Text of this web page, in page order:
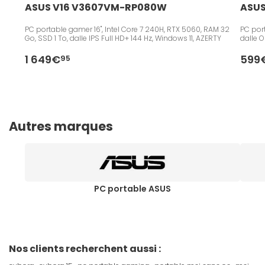
ASUS V16 V3607VM-RP080W
PC portable gamer 16", Intel Core 7 240H, RTX 5060, RAM 32
Go, SSD 1 To, dalle IPS Full HD+ 144 Hz, Windows 11, AZERTY
1 649€95
PC
dalle
Autres marques
PC portable ASUS
Nos clients recherchent aussi :